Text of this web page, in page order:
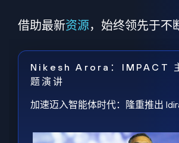
借助最新资源，始终领先于不
Nikesh Arora：IMPACT
题演讲
加速迈入智能体时代：隆重推出